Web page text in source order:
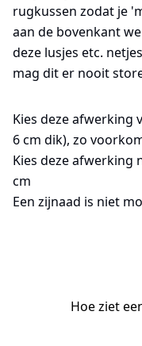
rugkussen zodat je
aan de bovenkant
deze lusjes etc.
mag dit er nooit
Kies deze afwerking
6 cm dik), zo
Kies deze afwerking
cm
Een zijnaad is niet
Hoe ziet